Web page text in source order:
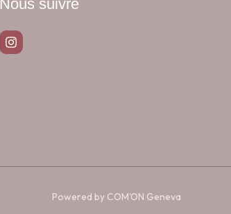
Nous suivre
Powered by COM'ON Geneva